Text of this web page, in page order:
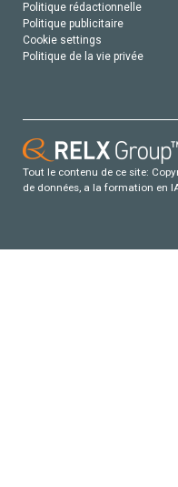
Politique rédactionnelle
Politique publicitaire
Cookie settings
Politique de la vie privée
Tout le contenu de ce site:
de données, a la formation en